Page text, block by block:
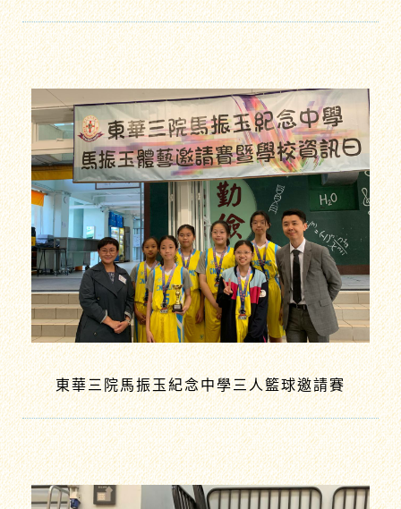
東華三院馬振玉紀念中學三人籃球邀請賽